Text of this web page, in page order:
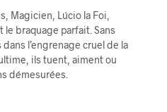
Magicien, Lúcio la Foi,
braquage parfait. Sans
l’engrenage cruel de la
ils tuent, aiment ou
démesurées.